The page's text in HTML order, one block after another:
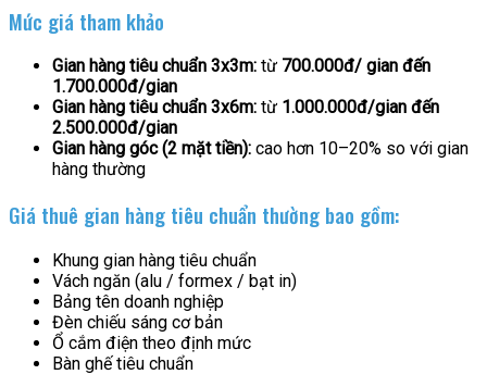
Mức giá tham khảo
Gian hàng tiêu chuẩn 3x3m: từ 700.000đ/ gian đến
1.700.000đ/gian
Gian hàng tiêu chuẩn 3x6m: từ 1.000.000đ/gian đến
2.500.000đ/gian
Gian hàng góc (2 mặt tiền): cao hơn 10–20% so với gian
hàng thường
Giá thuê gian hàng tiêu chuẩn thường bao gồm:
Khung gian hàng tiêu chuẩn
Vách ngăn (alu / formex / bạt in)
Bảng tên doanh nghiệp
Đèn chiếu sáng cơ bản
Ổ cắm điện theo định mức
Bàn ghế tiêu chuẩn